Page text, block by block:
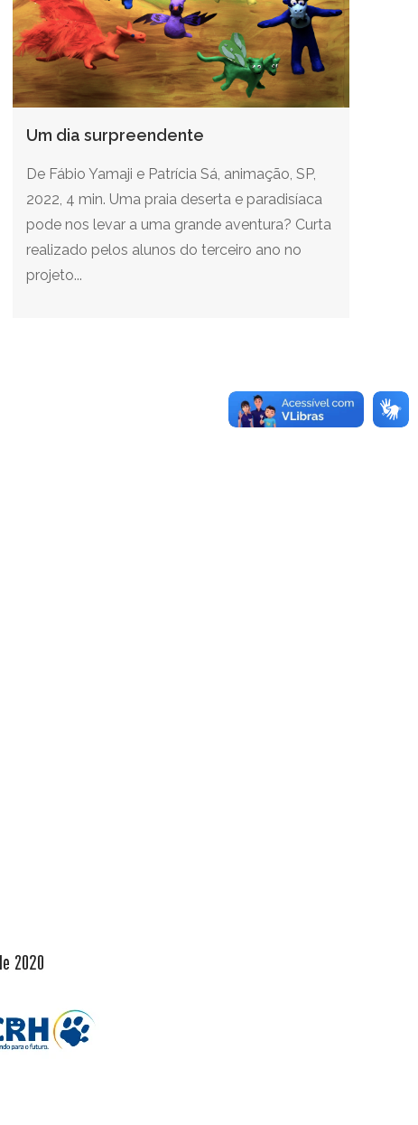
Um dia surpreendente
De Fábio Yamaji e Patrícia Sá, animação, SP,
2022, 4 min. Uma praia deserta e paradisíaca
pode nos levar a uma grande aventura? Curta
realizado pelos alunos do terceiro ano no
projeto...